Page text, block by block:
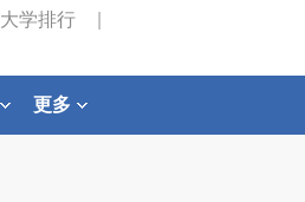
大学排行
更多